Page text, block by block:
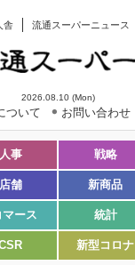
舎 流通スーパーニュース
2026.08.10 (Mon)
ついて お問い合わせ
人事 戦略
店舗 新商品
マース 統計
新型コロナ